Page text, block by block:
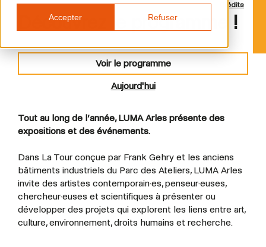
Accepter Refuser
Crédits
Découvrez le programme !
Tout au long de l’année, LUMA Arles présente des
expositions et des événements.
Dans La Tour conçue par Frank Gehry et les anciens
bâtiments industriels du Parc des Ateliers, LUMA Arles
invite des artistes contemporain·es, penseur·euses,
chercheur·euses et scientifiques à présenter ou
développer des projets qui explorent les liens entre art,
culture, environnement, droits humains et recherche.
Voir le programme
Aujourd'hui